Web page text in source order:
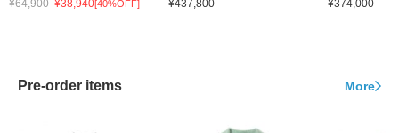
¥64,900 ¥38,940[40%OFF] ¥437,800 ¥374,000
Pre-order items More